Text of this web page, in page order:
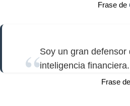
Frase de
Soy un gran defensor
inteligencia financiera.
Frase de